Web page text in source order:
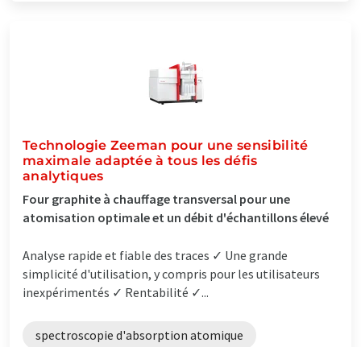
Technologie Zeeman pour une sensibilité
maximale adaptée à tous les défis
analytiques
Four graphite à chauffage transversal pour une
atomisation optimale et un débit d'échantillons élevé
Analyse rapide et fiable des traces ✓ Une grande
simplicité d'utilisation, y compris pour les utilisateurs
inexpérimentés ✓ Rentabilité ✓...
spectroscopie d'absorption atomique